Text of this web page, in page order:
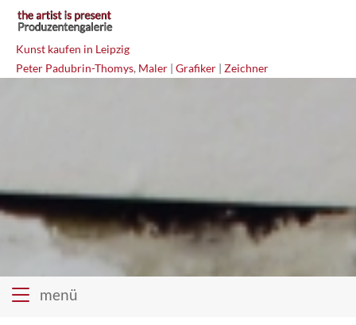
Kunst kaufen in Leipzig
Peter Padubrin-Thomys, Maler | Grafiker | Zeichner
menü